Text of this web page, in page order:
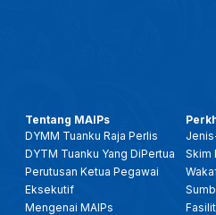
Tentang MAIPs
DYMM Tuanku Raja Perlis
DYTM Tuanku Yang DiPertua
Perutusan Ketua Pegawai
Eksekutif
Mengenai MAIPs
Skim